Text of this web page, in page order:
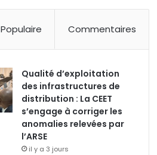
Populaire Commentaires
Qualité d’exploitation
des infrastructures de
distribution : La CEET
s’engage à corriger les
anomalies relevées par
l’ARSE
il y a 3 jours